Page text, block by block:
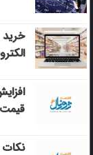
خرید
قیمت
نکات